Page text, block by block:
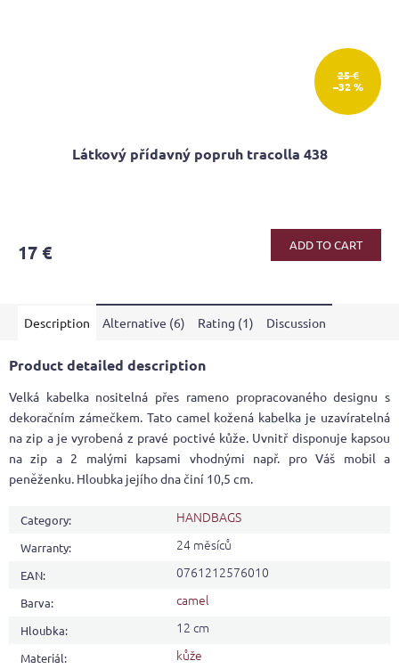
25 €
–32 %
Látkový přídavný popruh tracolla 438
rating
of
stars.
17 € ADD TO CART
Description Alternative (6) Rating (1) Discussion
Product detailed description
Velká kabelka nositelná přes rameno propracovaného designu s
dekoračním zámečkem. Tato camel kožená kabelka je uzavíratelná
na zip a je vyrobená z pravé poctivé kůže. Uvnitř disponuje kapsou
na zip a 2 malými kapsami vhodnými např. pro Váš mobil a
peněženku. Hloubka jejího dna činí 10,5 cm.
Category: HANDBAGS
Warranty: 24 měsíců
EAN: 0761212576010
Barva: camel
Hloubka: 12 cm
Materiál: kůže